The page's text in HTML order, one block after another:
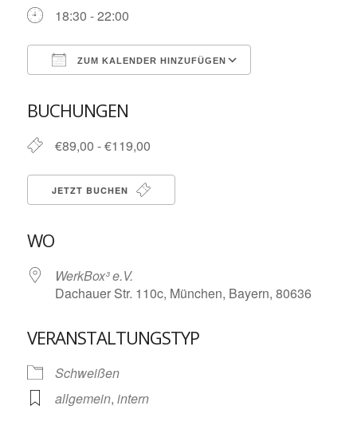
18:30 - 22:00
ZUM KALENDER HINZUFÜGEN
BUCHUNGEN
€89,00 - €119,00
JETZT BUCHEN
WO
WerkBox³ e.V.
Dachauer Str. 110c, München, Bayern, 80636
VERANSTALTUNGSTYP
Schweißen
allgemein, intern